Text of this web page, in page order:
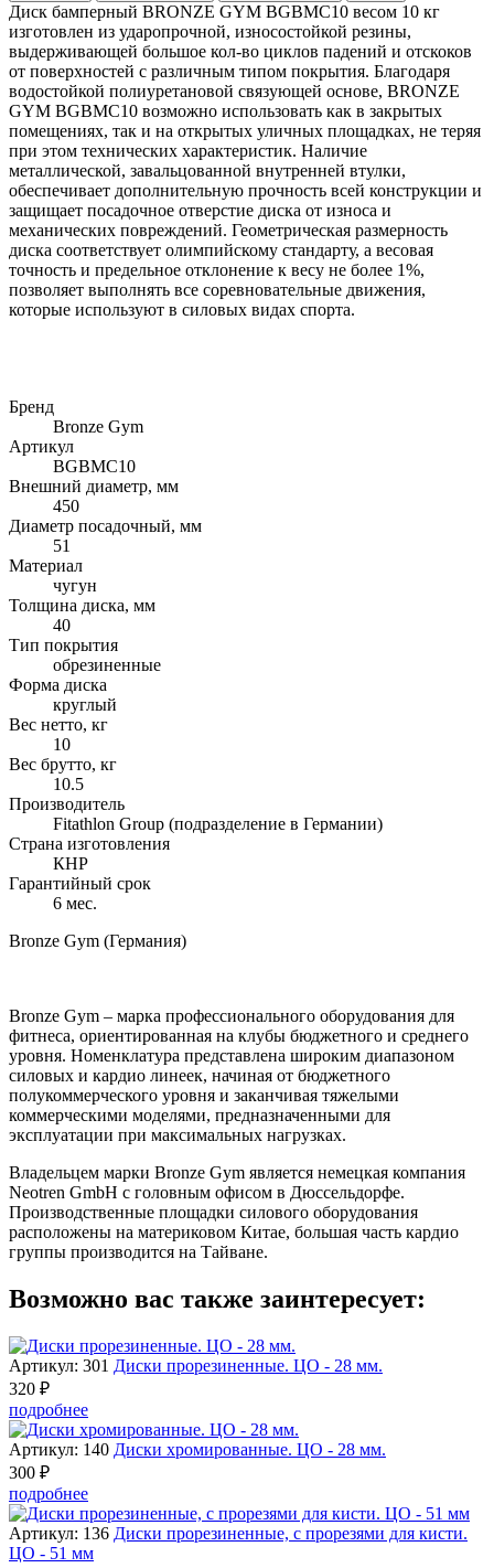
Диск бамперный BRONZE GYM BGBMC10 весом 10 кг
изготовлен из ударопрочной, износостойкой резины,
выдерживающей большое кол-во циклов падений и отскоков
от поверхностей с различным типом покрытия. Благодаря
водостойкой полиуретановой связующей основе, BRONZE
GYM BGBMC10 возможно использовать как в закрытых
помещениях, так и на открытых уличных площадках, не теряя
при этом технических характеристик. Наличие
металлической, завальцованной внутренней втулки,
обеспечивает дополнительную прочность всей конструкции и
защищает посадочное отверстие диска от износа и
механических повреждений. Геометрическая размерность
диска соответствует олимпийскому стандарту, а весовая
точность и предельное отклонение к весу не более 1%,
позволяет выполнять все соревновательные движения,
которые используют в силовых видах спорта.
Бренд
Bronze Gym
Артикул
BGBMC10
Внешний диаметр, мм
450
Диаметр посадочный, мм
51
Материал
чугун
Толщина диска, мм
40
Тип покрытия
обрезиненные
Форма диска
круглый
Вес нетто, кг
10
Вес брутто, кг
10.5
Производитель
Fitathlon Group (подразделение в Германии)
Страна изготовления
КНР
Гарантийный срок
6 мес.
Bronze Gym (Германия)
Bronze Gym – марка профессионального оборудования для
фитнеса, ориентированная на клубы бюджетного и среднего
уровня. Номенклатура представлена широким диапазоном
силовых и кардио линеек, начиная от бюджетного
полукоммерческого уровня и заканчивая тяжелыми
коммерческими моделями, предназначенными для
эксплуатации при максимальных нагрузках.
Владельцем марки Bronze Gym является немецкая компания
Neotren GmbH с головным офисом в Дюссельдорфе.
Производственные площадки силового оборудования
расположены на материковом Китае, большая часть кардио
группы производится на Тайване.
Возможно вас также заинтересует:
Артикул: 301 Диски прорезиненные. ЦО - 28 мм.
320 ₽
подробнее
Артикул: 140 Диски хромированные. ЦО - 28 мм.
300 ₽
подробнее
Артикул: 136 Диски прорезиненные, с прорезями для кисти.
ЦО - 51 мм